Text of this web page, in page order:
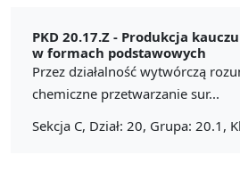
PKD 20.17.Z - Produkcja
w formach podstawowych
Przez działalność wytwórczą
chemiczne przetwarzanie sur...
Sekcja C, Dział: 20, Grupa: 20.1,